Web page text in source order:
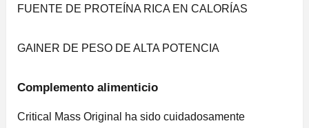
FUENTE DE PROTEÍNA RICA EN CALORÍAS
GAINER DE PESO DE ALTA POTENCIA
Complemento alimenticio
Critical Mass Original ha sido cuidadosamente